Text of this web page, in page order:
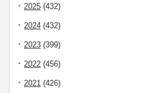
2025 (432)
2024 (432)
2023 (399)
2022 (456)
2021 (426)